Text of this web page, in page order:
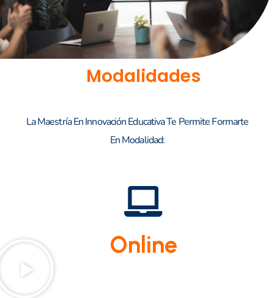
Modalidades
La Maestría En Innovación Educativa Te Permite Formarte
En Modalidad:
Online